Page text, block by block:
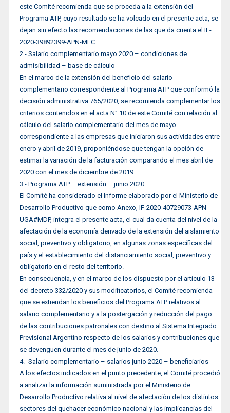
este Comité recomienda que se proceda a la extensión del
Programa ATP, cuyo resultado se ha volcado en el presente acta, se
dejan sin efecto las recomendaciones de las que da cuenta el IF-
2020-39892399-APN-MEC.
2.- Salario complementario mayo 2020 – condiciones de
admisibilidad – base de cálculo
En el marco de la extensión del beneficio del salario
complementario correspondiente al Programa ATP que conformó la
decisión administrativa 765/2020, se recomienda complementar los
criterios contenidos en el acta N° 10 de este Comité con relación al
cálculo del salario complementario del mes de mayo
correspondiente a las empresas que iniciaron sus actividades entre
enero y abril de 2019, proponiéndose que tengan la opción de
estimar la variación de la facturación comparando el mes abril de
2020 con el mes de diciembre de 2019.
3.- Programa ATP – extensión – junio 2020
El Comité ha considerado el Informe elaborado por el Ministerio de
Desarrollo Productivo que como Anexo, IF-2020-40729073-APN-
UGA#MDP, integra el presente acta, el cual da cuenta del nivel de la
afectación de la economía derivado de la extensión del aislamiento
social, preventivo y obligatorio, en algunas zonas específicas del
país y el establecimiento del distanciamiento social, preventivo y
obligatorio en el resto del territorio.
En consecuencia, y en el marco de los dispuesto por el artículo 13
del decreto 332/2020 y sus modificatorios, el Comité recomienda
que se extiendan los beneficios del Programa ATP relativos al
salario complementario y a la postergación y reducción del pago
de las contribuciones patronales con destino al Sistema Integrado
Previsional Argentino respecto de los salarios y contribuciones que
se devenguen durante el mes de junio de 2020.
4.- Salario complementario – salarios junio 2020 – beneficiarios
A los efectos indicados en el punto precedente, el Comité procedió
a analizar la información suministrada por el Ministerio de
Desarrollo Productivo relativa al nivel de afectación de los distintos
sectores del quehacer económico nacional y las implicancias del